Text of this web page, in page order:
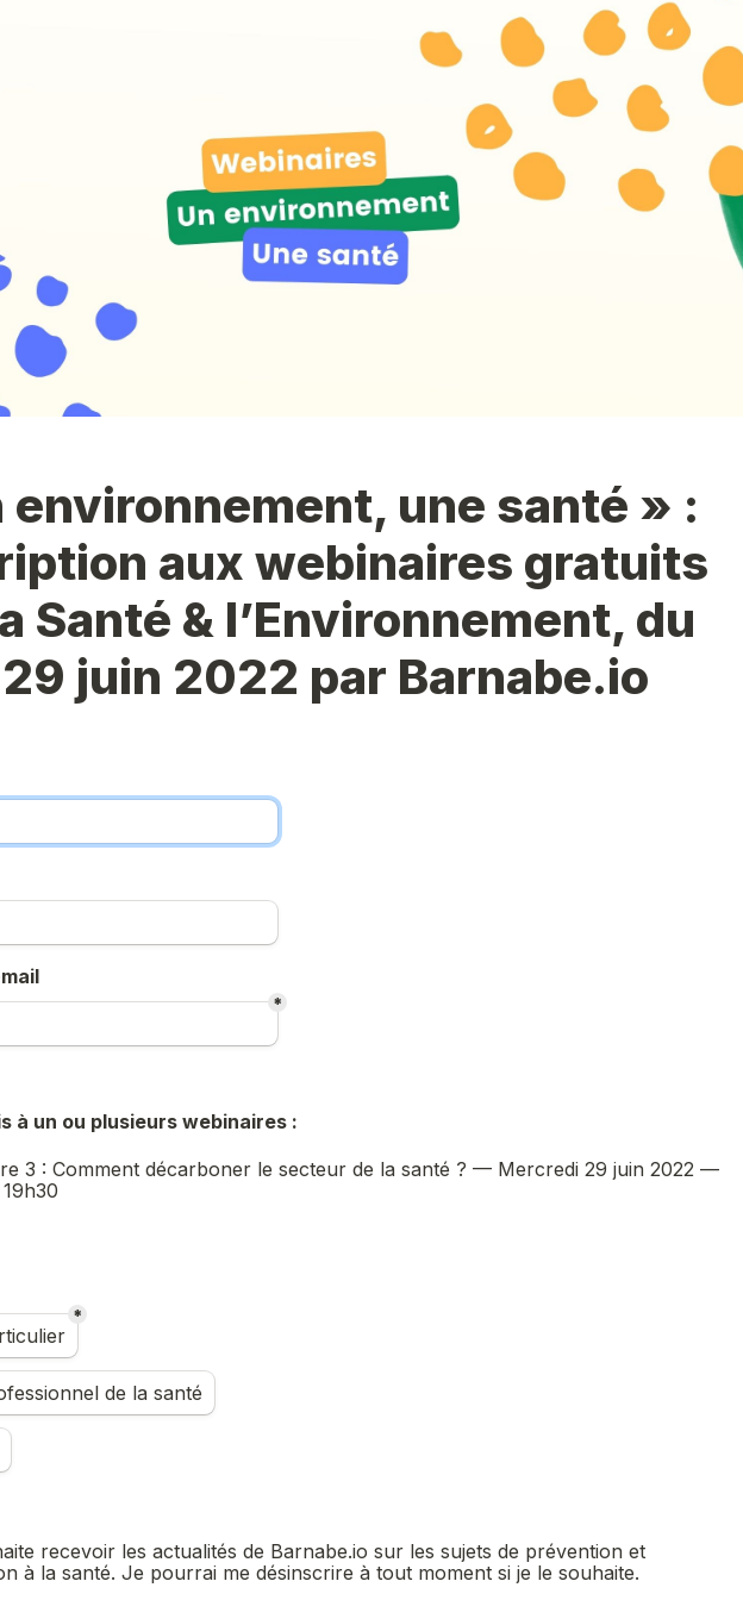
environnement, une santé » :
aux webinaires gratuits
Santé & l’Environnement, du
juin 2022 par Barnabe.io
*
à un ou plusieurs webinaires :
field
3 : Comment décarboner le secteur de la santé ? — Mercredi 29 juin 2022 —
choice field
*
de la santé
field
recevoir les actualités de Barnabe.io sur les sujets de prévention et